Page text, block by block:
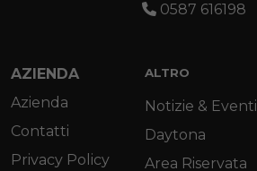
0587 616198
AZIENDA
Azienda
Contatti
Privacy Policy
ALTRO
Notizie & Eventi
Daytona
Area Riservata